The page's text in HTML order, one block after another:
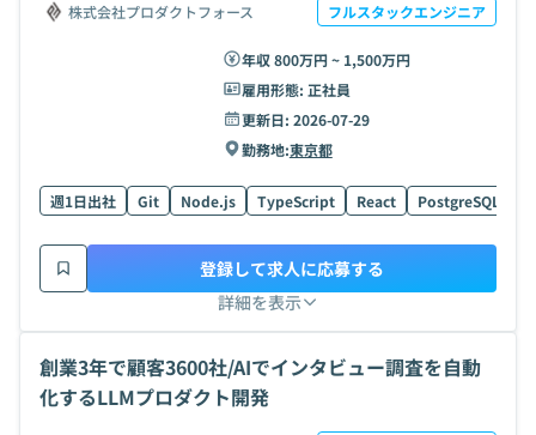
株式会社プロダクトフォース フルスタックエンジニア
年収 800万円 ~ 1,500万円
雇用形態: 正社員
更新日: 2026-07-29
勤務地:東京都
週1日出社 Git Node.js TypeScript React PostgreSQL
詳細を表示
登録して求人に応募する
創業3年で顧客3600社/AIでインタビュー調査を自動
化するLLMプロダクト開発